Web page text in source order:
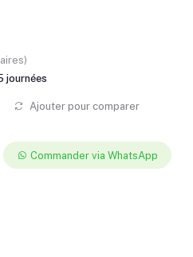
journées
Ajouter pour comparer
Commander via WhatsApp